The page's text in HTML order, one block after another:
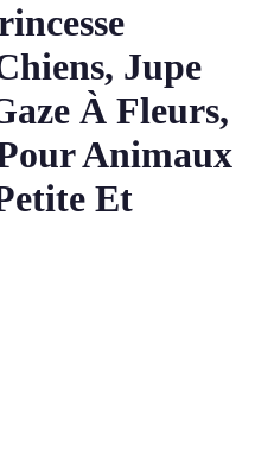
Jupe
À Fleurs,
Animaux
Et